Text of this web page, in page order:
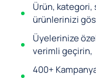
Ürün, kategori,
ürünlerinizi
Üyelerinize
verimli geçirin,
400+